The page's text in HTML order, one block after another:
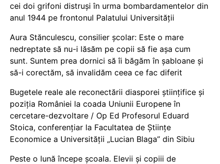
cei doi grifoni distruși în urma bombardamentelor din
anul 1944 pe frontonul Palatului Universității
Aura Stănculescu, consilier școlar: Este o mare
nedreptate să nu-i lăsăm pe copii să fie așa cum
sunt. Suntem prea dornici să îi băgăm în șabloane și
să-i corectăm, să invalidăm ceea ce fac diferit
Bugetele reale ale reconectării diasporei științifice și
poziția României la coada Uniunii Europene în
cercetare-dezvoltare / Op Ed Profesorul Eduard
Stoica, conferențiar la Facultatea de Științe
Economice a Universității „Lucian Blaga” din Sibiu
Peste o lună începe școala. Elevii și copiii de